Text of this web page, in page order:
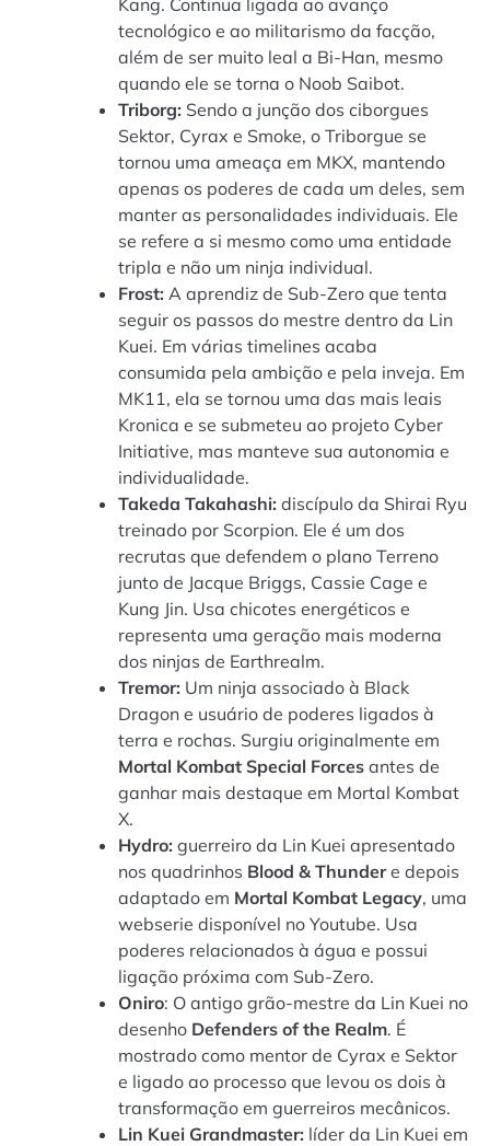
tecnológico e ao militarismo da facção,
além de ser muito leal a Bi-Han, mesmo
quando ele se torna o Noob Saibot.
Triborg: Sendo a junção dos ciborgues
Sektor, Cyrax e Smoke, o Triborgue se
tornou uma ameaça em MKX, mantendo
apenas os poderes de cada um deles, sem
manter as personalidades individuais. Ele
se refere a si mesmo como uma entidade
tripla e não um ninja individual.
Frost: A aprendiz de Sub-Zero que tenta
seguir os passos do mestre dentro da Lin
Kuei. Em várias timelines acaba
consumida pela ambição e pela inveja. Em
MK11, ela se tornou uma das mais leais
Kronica e se submeteu ao projeto Cyber
Initiative, mas manteve sua autonomia e
individualidade.
Takeda Takahashi: discípulo da Shirai Ryu
treinado por Scorpion. Ele é um dos
recrutas que defendem o plano Terreno
junto de Jacque Briggs, Cassie Cage e
Kung Jin. Usa chicotes energéticos e
representa uma geração mais moderna
dos ninjas de Earthrealm.
Tremor: Um ninja associado à Black
Dragon e usuário de poderes ligados à
terra e rochas. Surgiu originalmente em
Mortal Kombat Special Forces antes de
ganhar mais destaque em Mortal Kombat
X.
Hydro: guerreiro da Lin Kuei apresentado
nos quadrinhos Blood & Thundere depois
adaptado em Mortal Kombat Legacy, uma
webserie disponível no Youtube. Usa
poderes relacionados à água e possui
ligação próxima com Sub-Zero.
Oniro: O antigo grão-mestre da Lin Kuei no
desenho Defenders of the Realm. É
mostrado como mentor de Cyrax e Sektor
e ligado ao processo que levou os dois à
transformação em guerreiros mecânicos.
Lin Kuei Grandmaster: líder da Lin Kuei em